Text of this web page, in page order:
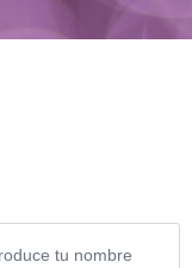
tu nombre